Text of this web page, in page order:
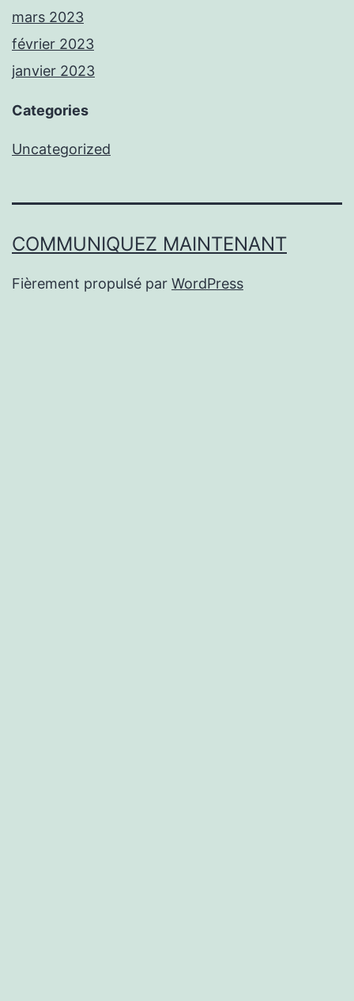
mars 2023
février 2023
janvier 2023
Categories
Uncategorized
COMMUNIQUEZ MAINTENANT
Fièrement propulsé par WordPress